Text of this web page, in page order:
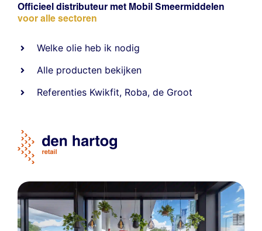
Officieel distributeur met Mobil Smeermiddelen
voor alle sectoren
Welke olie heb ik nodig
Alle producten bekijken
Referenties Kwikfit, Roba,de Groot